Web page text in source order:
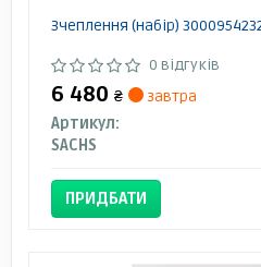
Зчеплення (набір) 3000954232
0 відгуків
6 480 ₴
завтра
Артикул:
SACHS
ПРИДБАТИ